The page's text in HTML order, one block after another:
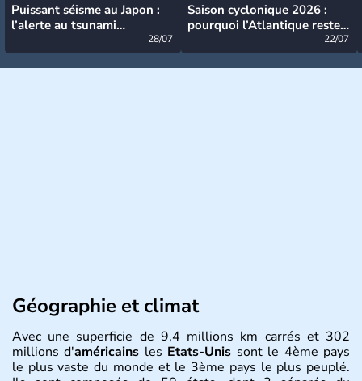
Puissant séisme au Japon :
l’alerte au tsunami
28/07
Saison cyclonique 2026 :
pourquoi l’Atlantique reste
22/07
Géographie et climat
Avec une superficie de 9,4 millions km carrés et 302
millions d'américains les Etats-Unis sont le 4ème pays
le plus vaste du monde et le 3ème pays le plus peuplé.